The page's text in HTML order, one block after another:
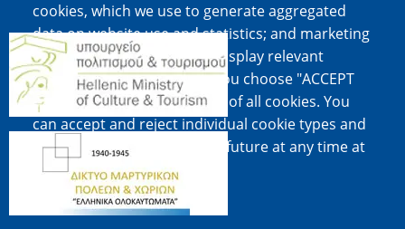
cookies, which we use to generate aggregated
data on website use and statistics; and marketing
cookies, which are used to display relevant
content and advertising. If you choose "ACCEPT
ALL", you consent to the use of all cookies. You
can accept and reject individual cookie types and
revoke your consent for the future at any time at
"Settings".
Cookie documentation
Image
Image